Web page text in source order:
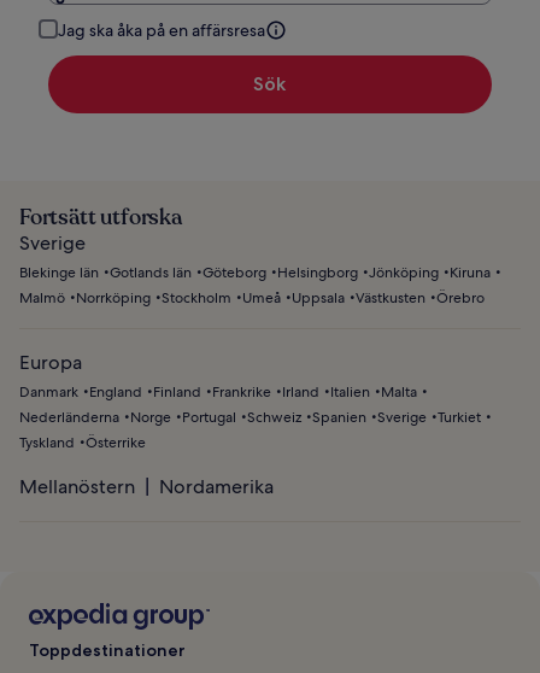
Jag ska åka på en affärsresa
Sök
Fortsätt utforska
Sverige
Blekinge län Gotlands län Göteborg Helsingborg Jönköping
Kiruna
Malmö
Norrköping Stockholm Umeå Uppsala Västkusten Örebro
Europa
Danmark England Finland Frankrike Irland Italien
Malta
Nederländerna
Norge Portugal Schweiz Spanien Sverige Turkiet
Tyskland
Österrike
Mellanöstern Nordamerika
Toppdestinationer